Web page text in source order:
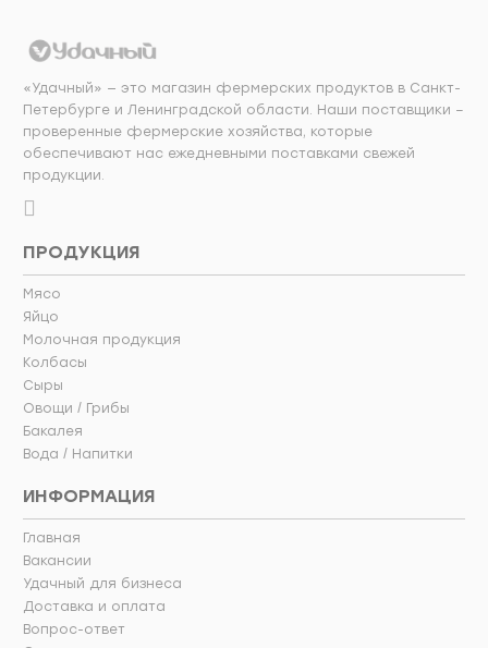
«Удачный» — это магазин фермерских продуктов в Санкт-
Петербурге и Ленинградской области. Наши поставщики –
проверенные фермерские хозяйства, которые
обеспечивают нас ежедневными поставками свежей
продукции.
ПРОДУКЦИЯ
Мясо
Яйцо
Молочная продукция
Колбасы
Сыры
Овощи / Грибы
Бакалея
Вода / Напитки
ИНФОРМАЦИЯ
Главная
Вакансии
Удачный для бизнеса
Доставка и оплата
Вопрос-ответ